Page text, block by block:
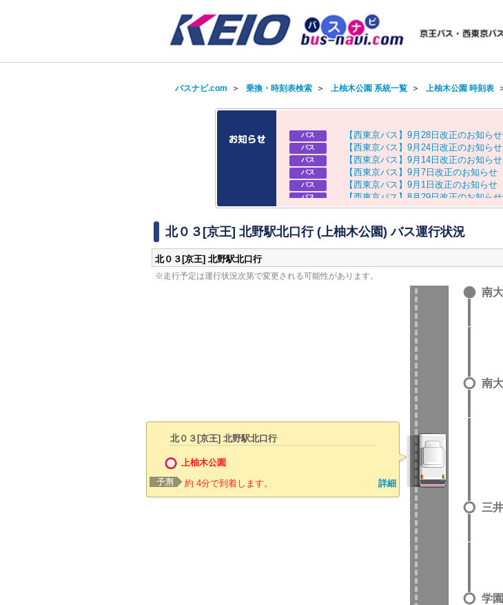
バスナビ.com ＞ 乗換・時刻表検索＞ 上柚木公園 系統一覧＞ 上柚木公園 時刻表
バス 【西東京バス 】 9月 28 日 改正のお知 らせ
バス 【西東京バス 】 9月 24 日 改正のお知 らせ
バス 【西東京バス 】 9月 14 日 改正のお知 らせ
バス 【西東京バス 】 9月 7 日 改正のお知 らせ
バス 【西東京バス 】 9月 1 日 改正のお知 らせ
バス 【西東京バス 】 8 月 29日改正のお知 らせ
バス 【京王バス】お盆ダイヤのお知らせ
北０３[京王] 北野駅北口行 (上柚木公園) バス運行状況
北０３[京王] 北野駅北口行
※走行予定は運行状況次第で変更される可能性があります。
南
南
北０３[京王] 北野駅北口行
上柚木公園
約 4分で到着します。
詳細
三
学